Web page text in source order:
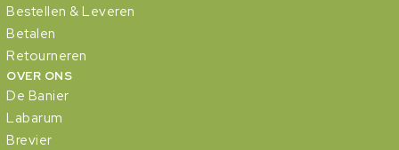
Bestellen & Leveren
Betalen
Retourneren
OVER ONS
De Banier
Labarum
Brevier